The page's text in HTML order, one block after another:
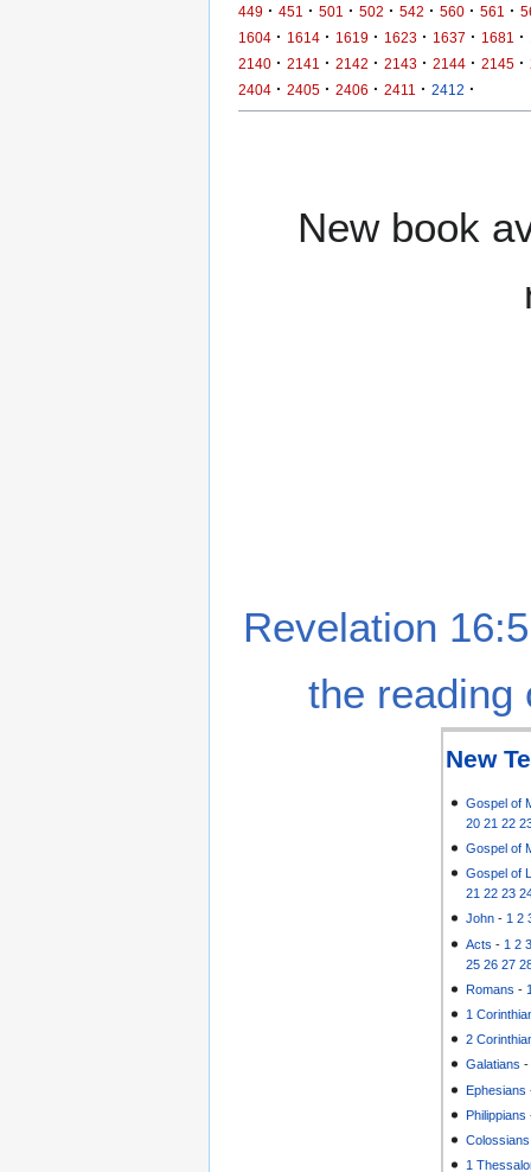
449 · 451 · 501 · 502 · 542 · 560 · 561 ·
1604 · 1614 · 1619 · 1623 · 1637 · 1681 ·
2140 · 2141 · 2142 · 2143 · 2144 · 2145 ·
2404 · 2405 · 2406 · 2411 · 2412 ·
New book
Revelation
the reading
New
Gospel of
20 21 22
Gospel of
Gospel of
21 22 23
John - 1 2
Acts - 1 2
25 26 27
Romans -
1
2
Galatians
Ephesians
Philippians
Colossians
1